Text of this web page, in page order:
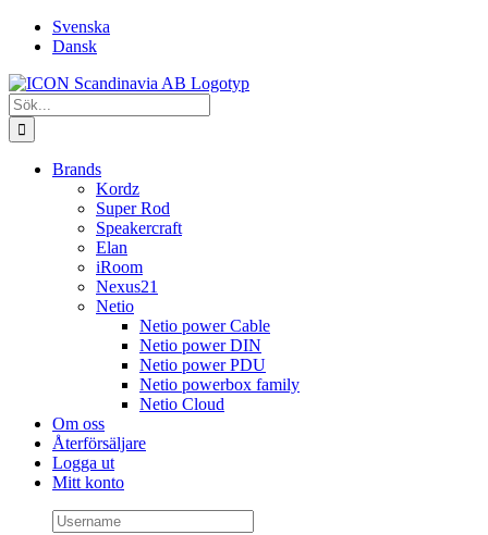
FortsättSvenska
Dansk
Sök
efter:
Brands
Kordz
Super Rod
Speakercraft
Elan
iRoom
Nexus21
Netio
Netio power Cable
Netio power DIN
Netio power PDU
Netio powerbox family
Netio Cloud
Om oss
Återförsäljare
Logga ut
Mitt konto